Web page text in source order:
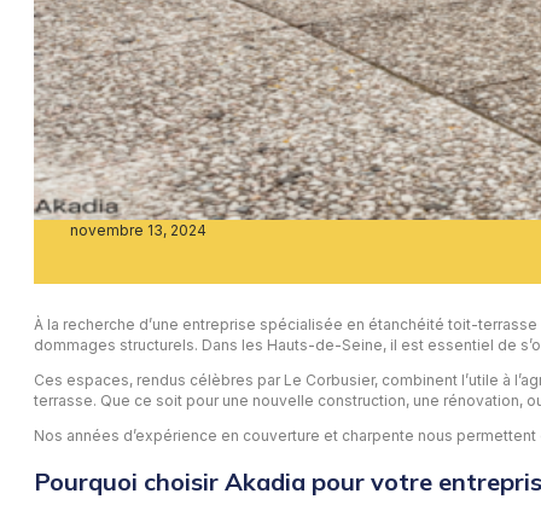
novembre 13, 2024
À la recherche d’une entreprise spécialisée en étanchéité toit-
dommages structurels. Dans les Hauts-de-Seine, il est essentiel de
Ces espaces, rendus célèbres par Le Corbusier, combinent l’utile à
terrasse. Que ce soit pour une nouvelle construction, une rénovation,
Nos années d’expérience en couverture et charpente nous
Pourquoi choisir Akadia pour votre